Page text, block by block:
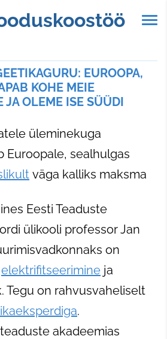
EUROOPA,
KOHE MEIE
JA OLEME ISE SÜÜDI
üleminekuga
Euroopale, sealhulgas
väga kalliks maksma
Eesti Teaduste
ülikooli professor Jan
on
elektrifitseerimine ja
Tegu on rahvusvaheliselt
.
akadeemias